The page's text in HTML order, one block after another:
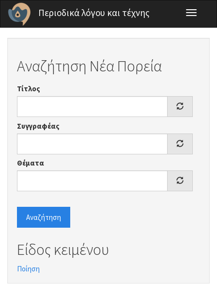
Παράκαμψη προς το κυρίως περιεχόμενο
Περιοδικά λόγου και τέχνης
Toggle
Αναζήτηση Νέα Πορεία
Τίτλος
Συγγραφέας
Θέματα
Αναζήτηση
Είδος κειμένου
Ποίηση